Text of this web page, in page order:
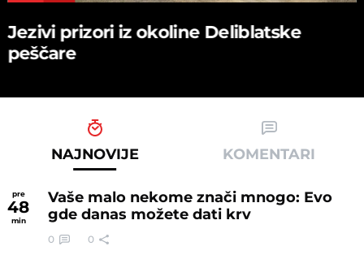
Jezivi prizori iz okoline Deliblatske
peščare
NAJNOVIJE KOMENTARI
pre
48
min
Vaše malo nekome znači mnogo: Evo
gde danas možete dati krv
0 0